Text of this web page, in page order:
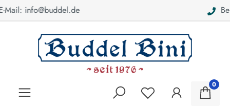
springen Bei Fragen: 040 - 46 28 52
0